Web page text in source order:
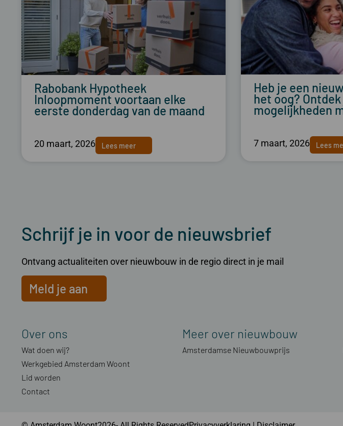
Rabobank Hypotheek
Inloopmoment voortaan elke
eerste donderdag van de maand
20 maart, 2026 Lees meer
Heb je een
het oog?
mogelijkheden
7 maart, 2026 Lees
Schrijf je in voor de nieuwsbrief
Ontvang actualiteiten over nieuwbouw in de regio direct in je mail
Meld je aan
Over ons
Wat doen wij?
Werkgebied Amsterdam Woont
Lid worden
Contact
Meer over nieuwbouw
Amsterdamse Nieuwbouwprijs